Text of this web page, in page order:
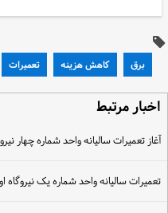
برق کاهش هزینه تعمیرات
اخبار مرتبط
آغاز تعمیرات سالیانه واحد شماره چهار
تعمیرات سالیانه واحد شماره یک نیروگاه